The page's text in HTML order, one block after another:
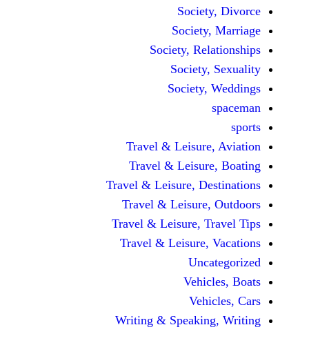
Society,
Travel &
Travel &
Travel & Leisure,
Travel &
Travel & Leisure,
Travel &
Writing &